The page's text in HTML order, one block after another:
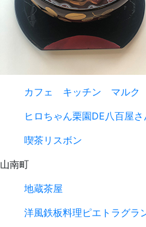
カフェ キッチン マルク
ヒロちゃん栗園DE八百屋さ
喫茶リスボン
山南町
地蔵茶屋
洋風鉄板料理ピエトラグラ